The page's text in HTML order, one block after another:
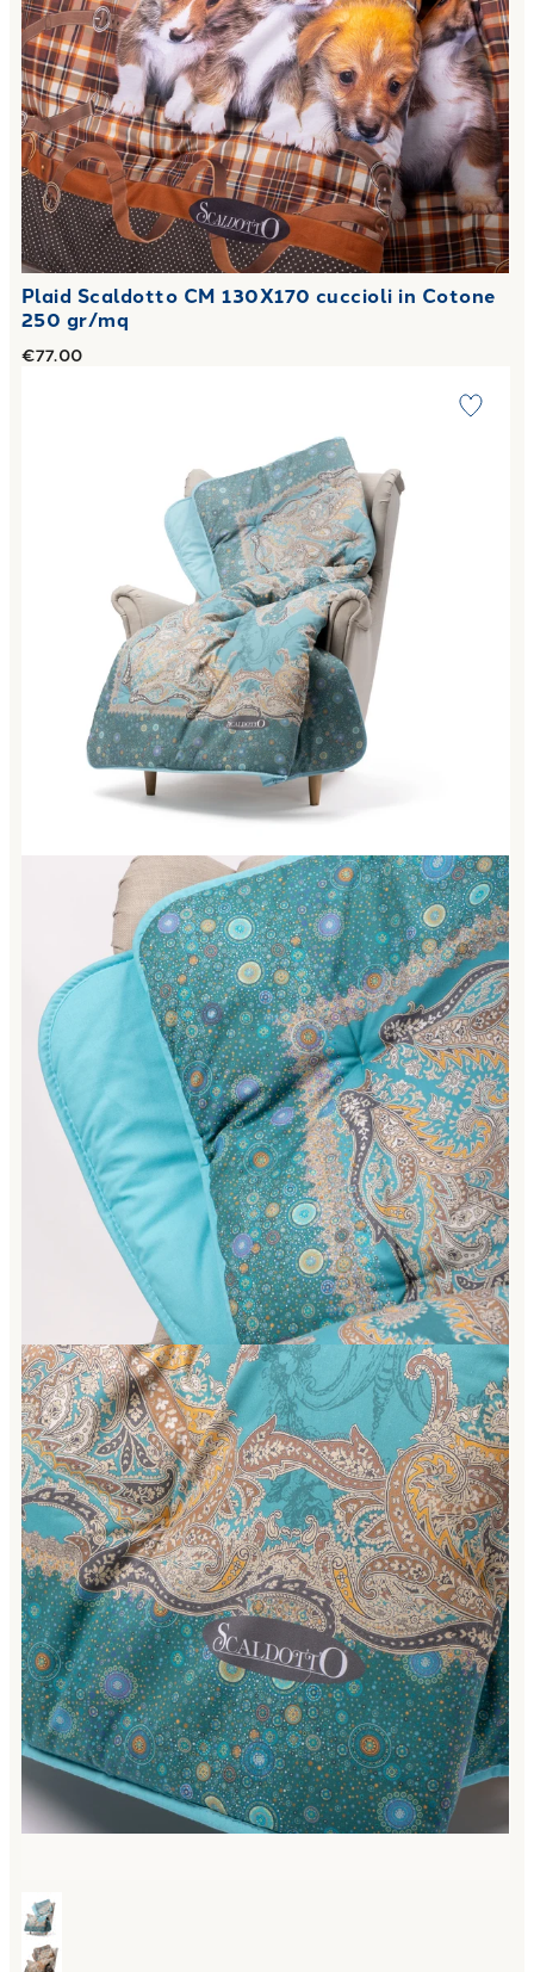
Plaid Scaldotto CM 130X170 cuccioli in Cotone
250 gr/mq
€77.00